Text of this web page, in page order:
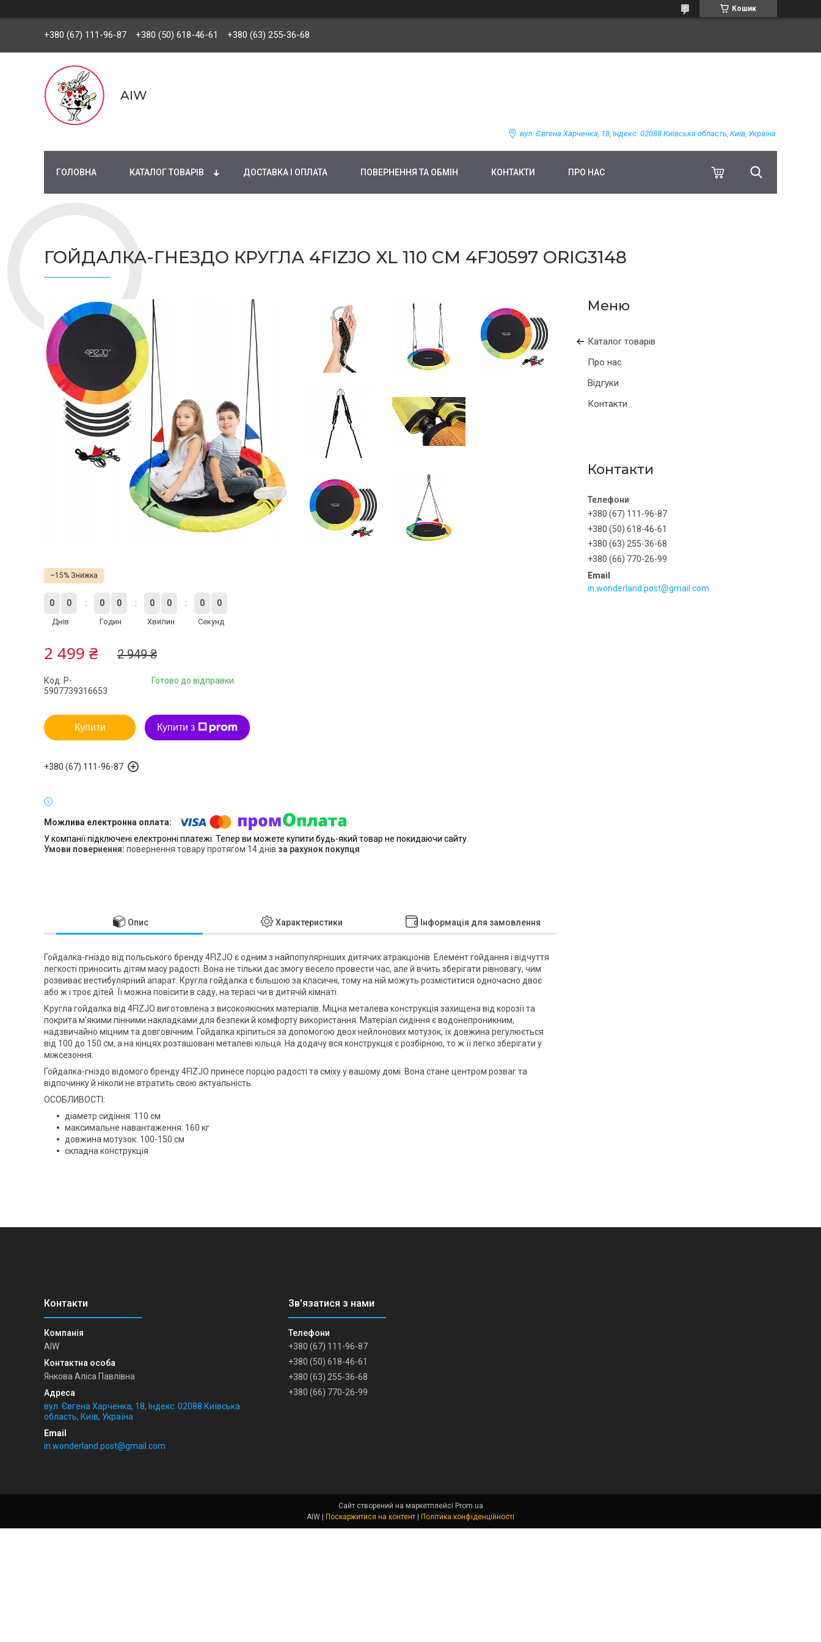
Кошик
+380 (67) 111-96-87 +380 (50) 618-46-61 +380 (63) 255-36-68
AIW
вул. Євгена Харченка, 18, Індекс: 02088 Київська область, Київ, Україна
ГОЛОВНА КАТАЛОГ ТОВАРІВ ДОСТАВКА І ОПЛАТА ПОВЕРНЕННЯ ТА ОБМІН КОНТАКТИ ПРО НАС
ГОЙДАЛКА-ГНЕЗДО КРУГЛА 4FIZJO XL 110 СМ 4FJ0597 ORIG3148
Каталог товарів
Про нас
Відгуки
Контакти
Контакти
+380 (67) 111-96-87
+380 (50) 618-46-61
+380 (63) 255-36-68
+380 (66) 770-26-99
in.wonderland.post@gmail.com
–15%
0 0
Днів
0 0
Годин
0 0
Хвилин
0 0
Секунд
2 949 ₴
2 499 ₴
Готово до відправки
Код: P-
5907739316653
Купити Купити з
+380 (67) 111-96-87
У компанії підключені електронні платежі. Тепер ви можете купити будь-який товар не покидаючи сайту.
повернення товару протягом 14 днів за рахунок покупця
Опис Характеристики Інформація для замовлення
Гойдалка-гніздо від польського бренду4FIZJO є одним з найпопулярніших дитячих атракціонів. Елемент гойдання і відчуття
легкості приносить дітям масу радості. Вона не тільки дає змогу весело провести час, але й вчить зберігати рівновагу, чим
розвиває вестибулярний апарат. Кругла гойдалка є більшою за класичні, тому на ній можуть розміститися одночасно двоє
або ж і троє дітей. Її можна повісити в саду, на терасі чи в дитячій кімнаті.
Кругла гойдалка від 4FIZJO виготовлена з високоякісних матеріалів. Міцна металева конструкція захищена від корозії та
покрита м'якими пінними накладками для безпеки й комфорту використання. Матеріал сидіння є водонепроникним,
надзвичайно міцним та довговічним. Гойдалка кріпиться за допомогою двох нейлонових мотузок, їх довжина регулюється
від 100 до 150 см, а на кінцях розташовані металеві кільця. На додачу вся конструкція є розбірною, то ж її легко зберігати у
міжсезоння.
Гойдалка-гніздо відомого бренду4FIZJO принесе порцію радості та сміху у вашому домі. Вона стане центром розваг та
відпочинку й ніколи не втратить свою актуальність.
ОСОБЛИВОСТІ:
діаметр сидіння: 110 см
максимальне навантаження: 160 кг
довжина мотузок: 100-150 см
складна конструкція
AIW
Янкова Аліса Павлівна
вул. Євгена Харченка, 18, Індекс: 02088 Київська
область, Київ, Україна
in.wonderland.post@gmail.com
+380 (67) 111-96-87
+380 (50) 618-46-61
+380 (63) 255-36-68
+380 (66) 770-26-99
Сайт створений на маркетплейсі Prom.ua
AIW | Поскаржитися на контент | Політика конфіденційності